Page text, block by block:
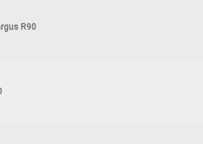
R90